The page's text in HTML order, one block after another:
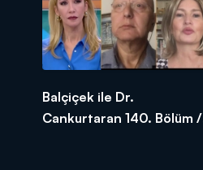
Balçiçek ile Dr.
Cankurtaran 140. Bölüm /